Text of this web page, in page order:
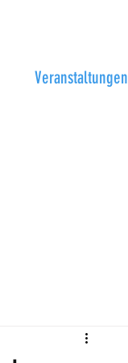
Veranstaltungen